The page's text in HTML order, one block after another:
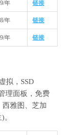
年 链接
年 链接
年 链接
拟，SSD
理面板，免费
西雅图、芝加